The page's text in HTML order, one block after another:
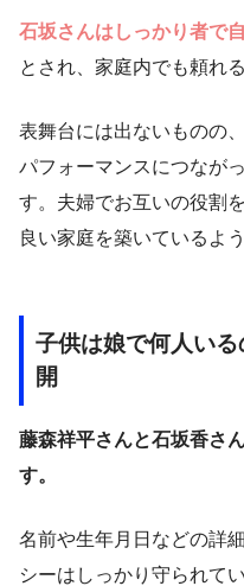
石坂さんはしっかり者で
とされ、家庭内でも頼れ
表舞台には出ないものの
パフォーマンスにつなが
す。夫婦でお互いの役割
良い家庭を築いているよ
子供は娘で何人い
開
藤森祥平さんと石坂香さ
す。
名前や生年月日などの詳
シーはしっかり守られて